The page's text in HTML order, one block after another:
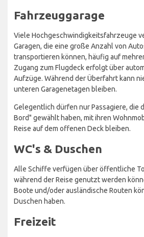
Fahrzeuggarage
Viele Hochgeschwindigkeitsfahrzeuge
Garagen, die eine große Anzahl von
transportieren können, häufig auf
Zugang zum Flugdeck erfolgt über
Aufzüge. Während der Überfahrt kann
unteren Garagenetagen bleiben.
Gelegentlich dürfen nur Passagiere, die
Bord" gewählt haben, mit ihren
Reise auf dem offenen Deck bleiben.
WC's & Duschen
Alle Schiffe verfügen über öffentliche
während der Reise genutzt werden
Boote und/oder ausländische Routen
Duschen haben.
Freizeit